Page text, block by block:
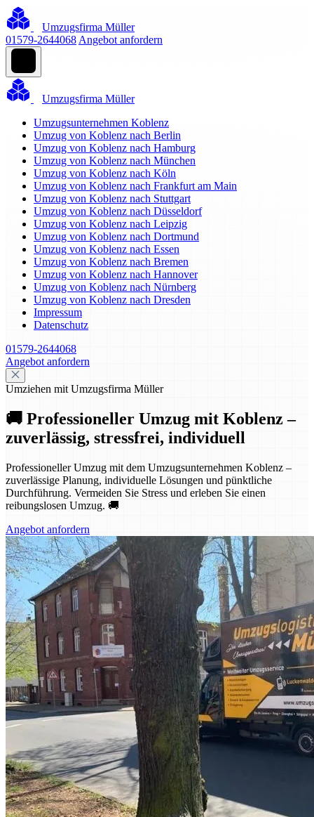
Umzugsfirma Müller
01579-2644068 Angebot anfordern
Umzugsfirma Müller
Umzugsunternehmen Koblenz
Umzug von Koblenz nach Berlin
Umzug von Koblenz nach Hamburg
Umzug von Koblenz nach München
Umzug von Koblenz nach Köln
Umzug von Koblenz nach Frankfurt am Main
Umzug von Koblenz nach Stuttgart
Umzug von Koblenz nach Düsseldorf
Umzug von Koblenz nach Leipzig
Umzug von Koblenz nach Dortmund
Umzug von Koblenz nach Essen
Umzug von Koblenz nach Bremen
Umzug von Koblenz nach Hannover
Umzug von Koblenz nach Nürnberg
Umzug von Koblenz nach Dresden
Impressum
Datenschutz
01579-2644068
Angebot anfordern
Umziehen mit Umzugsfirma Müller
🚚 Professioneller Umzug mit Koblenz –
zuverlässig, stressfrei, individuell
Professioneller Umzug mit dem Umzugsunternehmen Koblenz –
zuverlässige Planung, individuelle Lösungen und pünktliche
Durchführung. Vermeiden Sie Stress und erleben Sie einen
reibungslosen Umzug. 🚚
Angebot anfordern